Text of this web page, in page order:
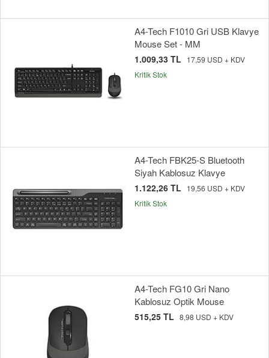
A4-Tech F1010 Gri USB Klavye
Mouse Set - MM
1.009,33 TL
17,59 USD + KDV
Kritik Stok
A4-Tech FBK25-S Bluetooth
Siyah Kablosuz Klavye
1.122,26 TL
19,56 USD + KDV
Kritik Stok
A4-Tech FG10 Gri Nano
Kablosuz Optik Mouse
515,25 TL 8,98 USD + KDV